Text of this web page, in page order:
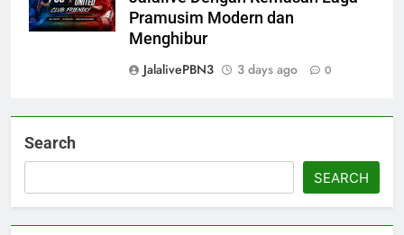
Pramusim Modern dan
Menghibur
JalalivePBN3
3 days ago 0
Search
SEARCH